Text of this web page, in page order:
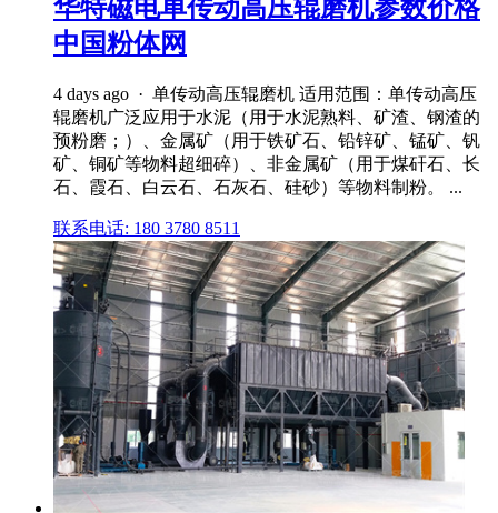
华特磁电单传动高压辊磨机参数价格
中国粉体网
4 days ago · 单传动高压辊磨机 适用范围：单传动高压
辊磨机广泛应用于水泥（用于水泥熟料、矿渣、钢渣的
预粉磨；）、金属矿（用于铁矿石、铅锌矿、锰矿、钒
矿、铜矿等物料超细碎）、非金属矿（用于煤矸石、长
石、霞石、白云石、石灰石、硅砂）等物料制粉。 ...
联系电话: 180 3780 8511